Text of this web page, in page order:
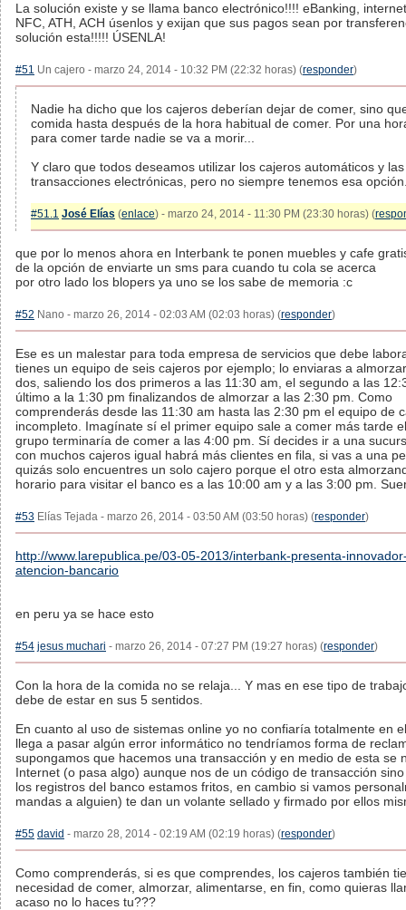
La solución existe y se llama banco electrónico!!!! eBanking,
NFC, ATH, ACH úsenlos y exijan que sus pagos sean por
solución esta!!!!! ÚSENLA!
#51 Un cajero - marzo 24, 2014 - 10:32 PM (22:32 horas) (responder)
Nadie ha dicho que los cajeros deberían dejar de comer, sino
comida hasta después de la hora habitual de comer. Por una
para comer tarde nadie se va a morir...
Y claro que todos deseamos utilizar los cajeros automáticos y las
transacciones electrónicas, pero no siempre tenemos esa
#51.1 José Elías (enlace) - marzo 24, 2014 - 11:30 PM (23:30 horas) (
que por lo menos ahora en Interbank te ponen muebles y cafe
de la opción de enviarte un sms para cuando tu cola se acerca
por otro lado los blopers ya uno se los sabe de memoria :c
#52 Nano - marzo 26, 2014 - 02:03 AM (02:03 horas) (responder)
Ese es un malestar para toda empresa de servicios que debe
tienes un equipo de seis cajeros por ejemplo; lo enviaras a
dos, saliendo los dos primeros a las 11:30 am, el segundo a las
último a la 1:30 pm finalizandos de almorzar a las 2:30 pm. Como
comprenderás desde las 11:30 am hasta las 2:30 pm el equipo de
incompleto. Imagínate sí el primer equipo sale a comer más tarde
grupo terminaría de comer a las 4:00 pm. Sí decides ir a una
con muchos cajeros igual habrá más clientes en fila, si vas a una
quizás solo encuentres un solo cajero porque el otro esta
horario para visitar el banco es a las 10:00 am y a las 3:00 pm.
#53 Elías Tejada - marzo 26, 2014 - 03:50 AM (03:50 horas) (responder)
http://www.larepublica.pe/03-05-2013/interbank-presenta-
atencion-bancario
en peru ya se hace esto
#54 jesus muchari - marzo 26, 2014 - 07:27 PM (19:27 horas) (responder)
Con la hora de la comida no se relaja... Y mas en ese tipo de
debe de estar en sus 5 sentidos.
En cuanto al uso de sistemas online yo no confiaría totalmente en
llega a pasar algún error informático no tendríamos forma de
supongamos que hacemos una transacción y en medio de esta se
Internet (o pasa algo) aunque nos de un código de transacción
los registros del banco estamos fritos, en cambio si vamos
mandas a alguien) te dan un volante sellado y firmado por ellos
#55 david - marzo 28, 2014 - 02:19 AM (02:19 horas) (responder)
Como comprenderás, si es que comprendes, los cajeros también
necesidad de comer, almorzar, alimentarse, en fin, como quieras
acaso no lo haces tu???